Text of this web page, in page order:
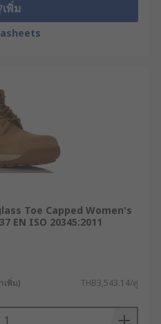
เพิ่ม
Toe Capped Women's
EN ISO 20345:2011
เพิ่ม) THB3,543.14/คู่